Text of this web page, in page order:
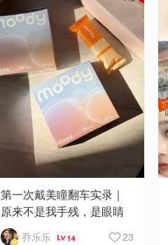
第一次戴美瞳翻车实录｜
原来不是我手残，是眼睛
太有自己的想法😂
乔乐乐 14 23